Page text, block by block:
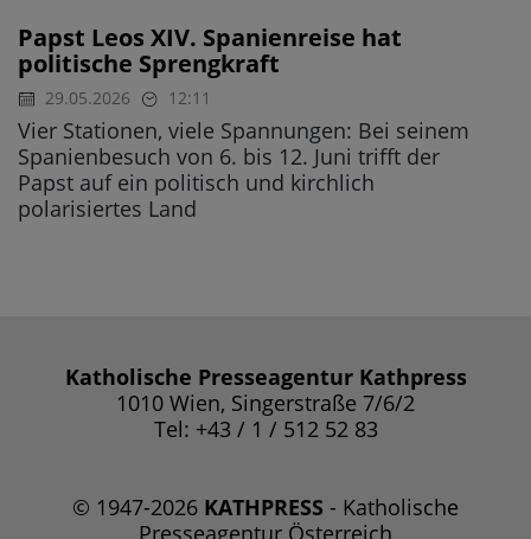
Papst Leos XIV. Spanienreise hat
politische Sprengkraft
29.05.2026 12:11
Vier Stationen, viele Spannungen: Bei seinem
Spanienbesuch von 6. bis 12. Juni trifft der
Papst auf ein politisch und kirchlich
polarisiertes Land
Katholische Presseagentur Kathpress
1010 Wien, Singerstraße 7/6/2
Tel: +43 / 1 / 512 52 83
© 1947-2026 KATHPRESS - Katholische
Presseagentur Österreich